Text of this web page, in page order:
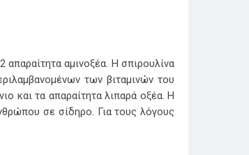
απαραίτητα αμινοξέα. Η σπιρουλίνα
των βιταμινών του
και τα απαραίτητα λιπαρά οξέα. Η
σε σίδηρο. Για τους λόγους